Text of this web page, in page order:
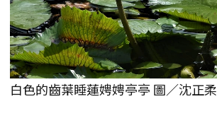
白色的齒葉睡蓮娉娉亭亭 圖／沈正柔